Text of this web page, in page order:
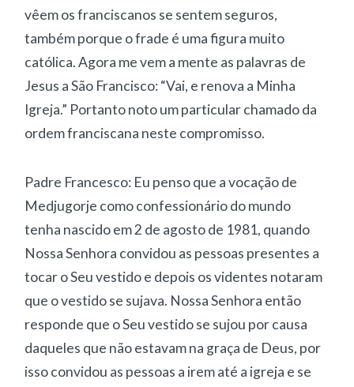
vêem os franciscanos se sentem seguros,
também porque o frade é uma figura muito
católica. Agora me vem a mente as palavras de
Jesus a São Francisco: “Vai, e renova a Minha
Igreja.” Portanto noto um particular chamado da
ordem franciscana neste compromisso.
Padre Francesco: Eu penso que a vocação de
Medjugorje como confessionário do mundo
tenha nascido em 2 de agosto de 1981, quando
Nossa Senhora convidou as pessoas presentes a
tocar o Seu vestido e depois os videntes notaram
que o vestido se sujava. Nossa Senhora então
responde que o Seu vestido se sujou por causa
daqueles que não estavam na graça de Deus, por
isso convidou as pessoas a irem até a igreja e se